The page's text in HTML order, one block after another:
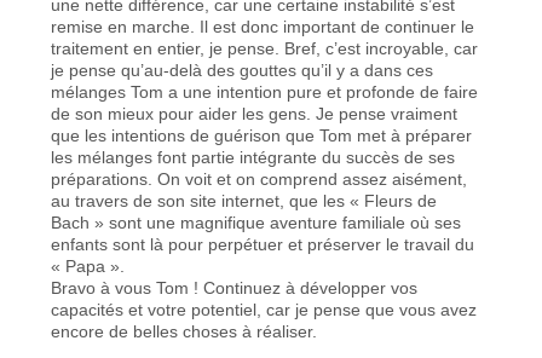
une nette différence, car une certaine instabilité s’est
remise en marche. Il est donc important de continuer le
traitement en entier, je pense. Bref, c’est incroyable, car
je pense qu’au-delà des gouttes qu’il y a dans ces
mélanges Tom a une intention pure et profonde de faire
de son mieux pour aider les gens. Je pense vraiment
que les intentions de guérison que Tom met à préparer
les mélanges font partie intégrante du succès de ses
préparations. On voit et on comprend assez aisément,
au travers de son site internet, que les « Fleurs de
Bach » sont une magnifique aventure familiale où ses
enfants sont là pour perpétuer et préserver le travail du
« Papa ».
Bravo à vous Tom ! Continuez à développer vos
capacités et votre potentiel, car je pense que vous avez
encore de belles choses à réaliser.